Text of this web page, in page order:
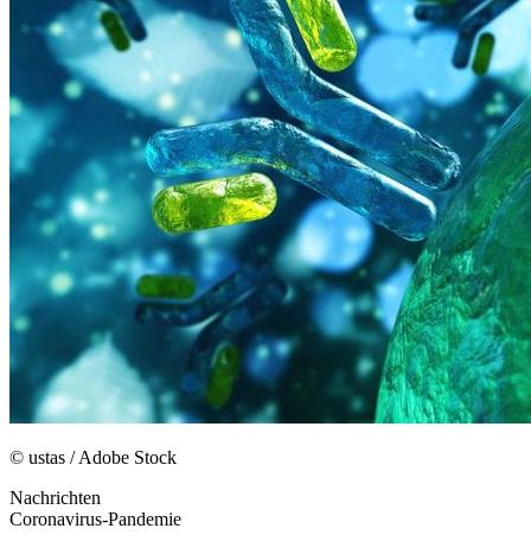
© ustas / Adobe Stock
Nachrichten
Coronavirus-Pandemie